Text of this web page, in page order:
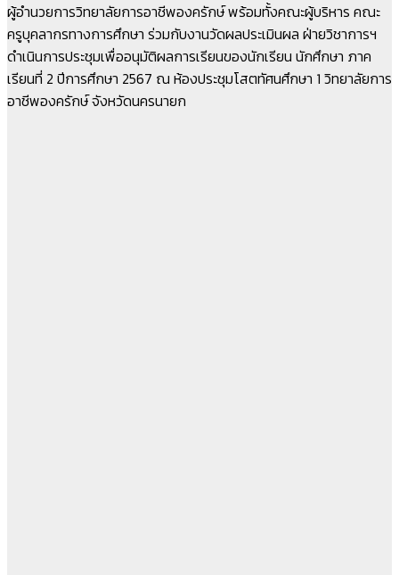
ผู้อำนวยการวิทยาลัยการอาชีพองครักษ์ พร้อมทั้งคณะผู้บริหาร คณะ
ครูบุคลากรทางการศึกษา ร่วมกับงานวัดผลประเมินผล ฝ่ายวิชาการฯ
ดำเนินการประชุมเพื่ออนุมัติผลการเรียนของนักเรียน นักศึกษา ภาค
เรียนที่ 2 ปีการศึกษา 2567 ณ ห้องประชุมโสตทัศนศึกษา 1 วิทยาลัยการ
อาชีพองครักษ์ จังหวัดนครนายก